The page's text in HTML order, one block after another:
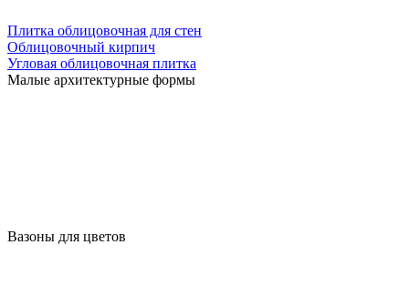
Плитка облицовочная для стен
Облицовочный кирпич
Угловая облицовочная плитка
Малые архитектурные формы
Вазоны для цветов